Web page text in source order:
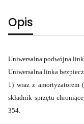
Opis
Uniwersalna podwójna
Uniwersalna linka
1) wraz z amortyzatorem
składnik sprzętu
354.